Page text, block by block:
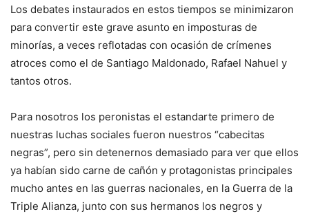
Los debates instaurados en estos tiempos se minimizaron
para convertir este grave asunto en imposturas de
minorías, a veces reflotadas con ocasión de crímenes
atroces como el de Santiago Maldonado, Rafael Nahuel y
tantos otros.
Para nosotros los peronistas el estandarte primero de
nuestras luchas sociales fueron nuestros “cabecitas
negras”, pero sin detenernos demasiado para ver que ellos
ya habían sido carne de cañón y protagonistas principales
mucho antes en las guerras nacionales, en la Guerra de la
Triple Alianza, junto con sus hermanos los negros y